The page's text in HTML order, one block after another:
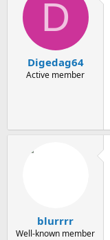
D
Digedag64
Active member
blurrrr
Well-known member